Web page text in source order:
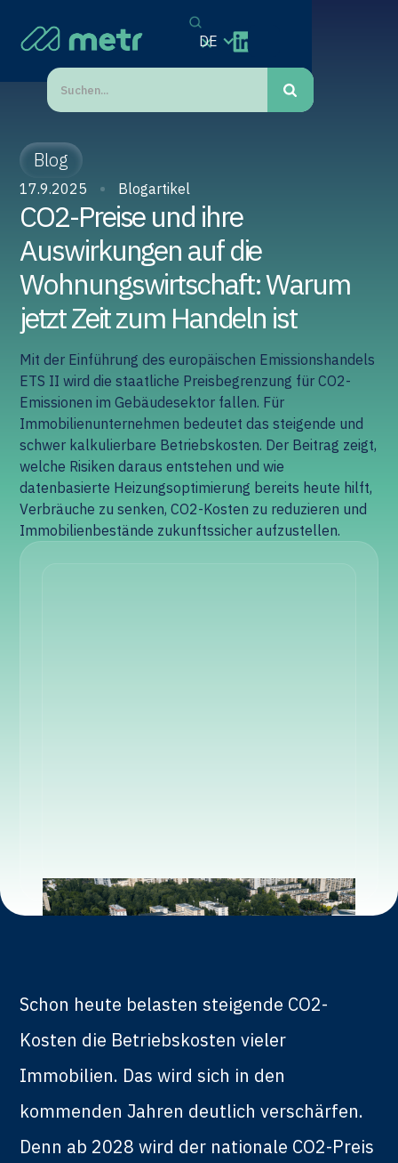
DE
Blog
17.9.2025 Blogartikel
CO2-Preise und ihre
Auswirkungen auf die
Wohnungswirtschaft: Warum
jetzt Zeit zum Handeln ist
Mit der Einführung des europäischen Emissionshandels
ETS II wird die staatliche Preisbegrenzung für CO2-
Emissionen im Gebäudesektor fallen. Für
Immobilienunternehmen bedeutet das steigende und
schwer kalkulierbare Betriebskosten. Der Beitrag zeigt,
welche Risiken daraus entstehen und wie
datenbasierte Heizungsoptimierung bereits heute hilft,
Verbräuche zu senken, CO2-Kosten zu reduzieren und
Immobilienbestände zukunftssicher aufzustellen.
Schon heute belasten steigende CO2-
Kosten die Betriebskosten vieler
Immobilien. Das wird sich in den
kommenden Jahren deutlich verschärfen.
Denn ab 2028 wird der nationale CO2-Preis